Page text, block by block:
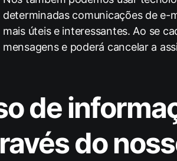
determinadas comunicações de e-
mais úteis e interessantes. Ao se
mensagens e poderá cancelar a
de
do